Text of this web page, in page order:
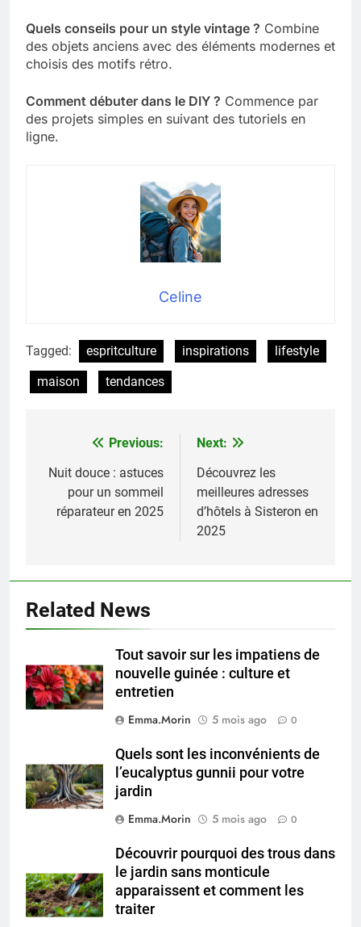
Quels conseils pour un style vintage ? Combine
des objets anciens avec des éléments modernes et
choisis des motifs rétro.
Comment débuter dans le DIY ? Commence par
des projets simples en suivant des tutoriels en
ligne.
Celine
Tagged: espritculture inspirations
lifestyle
maison
tendances
Navigation
de
l’article
Previous:
Nuit douce : astuces
pour un sommeil
réparateur en 2025
Next:
Découvrez les
meilleures adresses
d’hôtels à Sisteron en
2025
Related News
Tout savoir sur les impatiens de
nouvelle guinée : culture et
entretien
Emma.Morin
5 mois ago 0
Quels sont les inconvénients de
l’eucalyptus gunnii pour votre
jardin
Emma.Morin
5 mois ago 0
Découvrir pourquoi des trous dans
le jardin sans monticule
apparaissent et comment les
traiter